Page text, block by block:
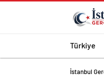
Türkiye
İstanbul